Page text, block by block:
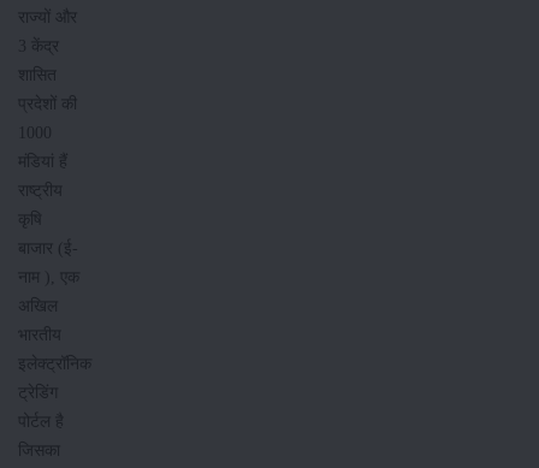
राज्यों और
3 केंद्र
शासित
प्रदेशों की
1000
मंडियां हैं
राष्ट्रीय
कृषि
बाजार (ई-
नाम ), एक
अखिल
भारतीय
इलेक्ट्रॉनिक
ट्रेडिंग
पोर्टल है
जिसका